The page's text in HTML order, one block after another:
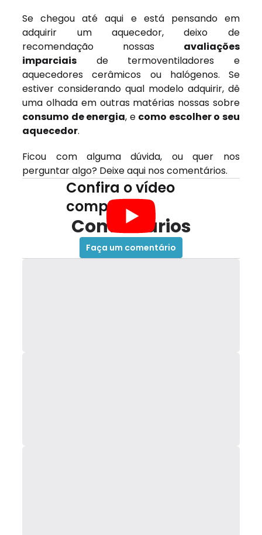
Se chegou até aqui e está pensando em
adquirir um aquecedor, deixo de
recomendação nossas avaliações
imparciais de termoventiladores e
aquecedores cerâmicos ou halógenos. Se
estiver considerando qual modelo adquirir, dê
uma olhada em outras matérias nossas sobre
consumo de energia, e como escolher o seu
aquecedor.
Ficou com alguma dúvida, ou quer nos
perguntar algo? Deixe aqui nos comentários.
Confira o vídeo
completo
Comentários
Faça um comentário